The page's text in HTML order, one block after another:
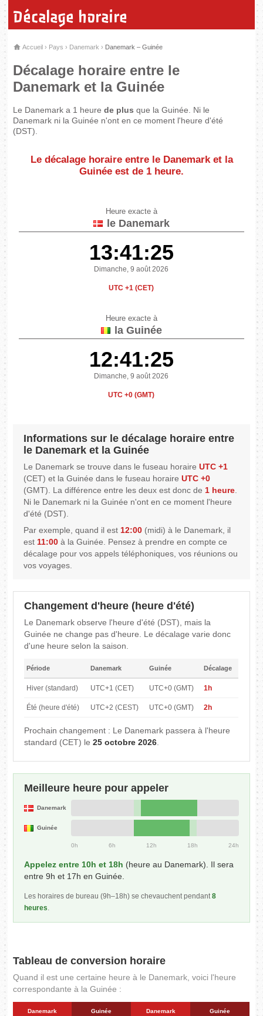
Décalage horaire
Accueil › Pays › Danemark › Danemark – Guinée
Décalage horaire entre le
Danemark et la Guinée
Le Danemark a 1 heurede plus que la Guinée. Ni le
Danemark ni la Guinée n'ont en ce moment l'heure d'été
(DST).
Le décalage horaire entre le Danemark et la
Guinée est de 1 heure.
Heure exacte à
le Danemark
13:41:25
Dimanche, 9 août 2026
UTC +1 (CET)
Heure exacte à
la Guinée
12:41:25
Dimanche, 9 août 2026
UTC +0 (GMT)
Informations sur le décalage horaire entre
le Danemark et la Guinée
Le Danemark se trouve dans le fuseau horaireUTC +1
(CET) et la Guinée dans le fuseau horaireUTC +0
(GMT). La différence entre les deux est donc de1 heure.
Ni le Danemark ni la Guinée n'ont en ce moment l'heure
d'été (DST).
Par exemple, quand il est12:00 (midi) à le Danemark, il
est11:00 à la Guinée. Pensez à prendre en compte ce
décalage pour vos appels téléphoniques, vos réunions ou
vos voyages.
Changement d'heure (heure d'été)
Le Danemark observe l'heure d'été (DST), mais la
Guinée ne change pas d'heure. Le décalage varie donc
d'une heure selon la saison.
Période Danemark Guinée Décalage
Hiver (standard) UTC+1 (CET) UTC+0 (GMT) 1h
Été (heure d'été) UTC+2 (CEST) UTC+0 (GMT) 2h
Prochain changement : Le Danemark passera à l'heure
standard (CET) le25 octobre 2026.
Meilleure heure pour appeler
Danemark
Guinée
0h 6h 12h 18h 24h
Appelez entre 10h et 18h (heure au Danemark). Il sera
entre 9h et 17h en Guinée.
Les horaires de bureau (9h–18h) se chevauchent pendant8
heures.
Tableau de conversion horaire
Quand il est une certaine heure à le Danemark, voici l'heure
correspondante à la Guinée :
Danemark Guinée Danemark Guinée